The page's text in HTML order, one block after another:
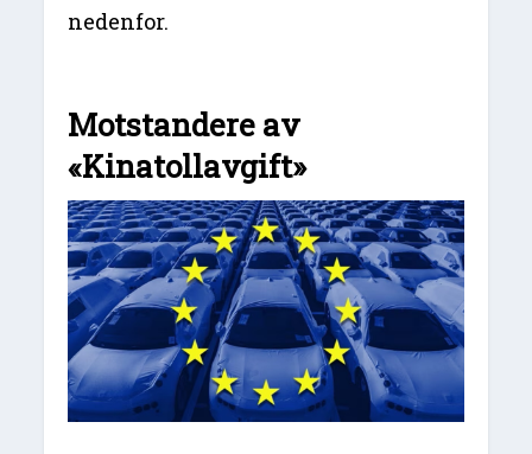
nedenfor.
Motstandere av
«Kinatollavgift»